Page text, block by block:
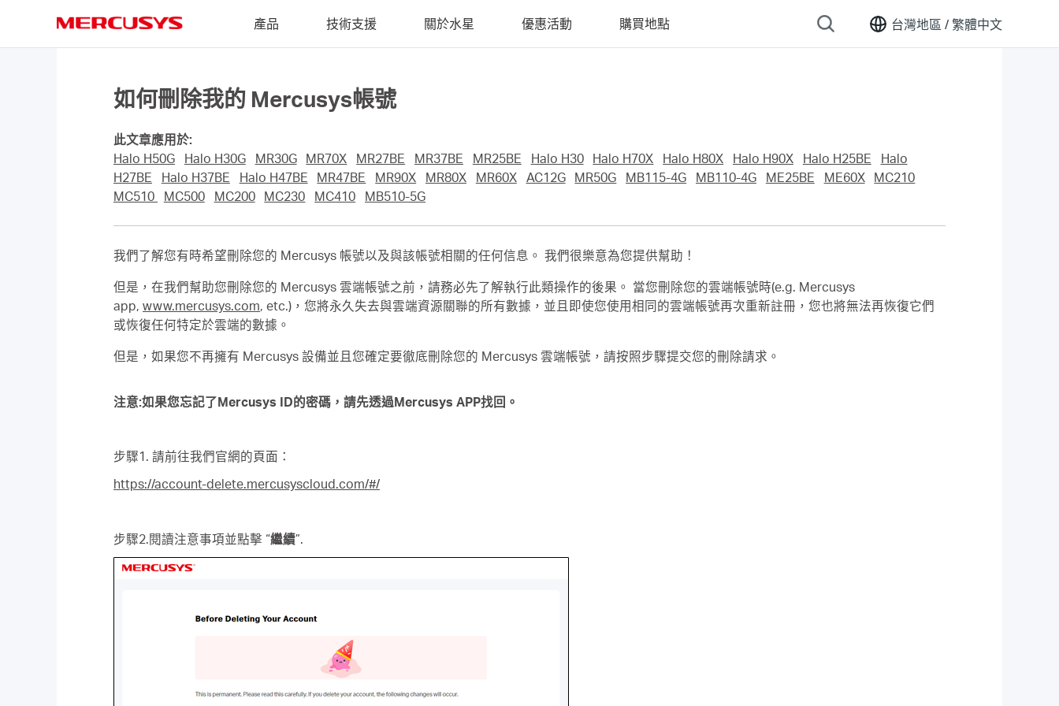
台灣地區 /繁體中文
產品 技術支援 關於水星 優惠活動 購買地點
如何刪除我的 Mercusys帳號
此文章應用於:
Halo H50G
Halo H30G MR30G MR70X MR27BE MR37BE MR25BE Halo H30 Halo H70X Halo H80X Halo H90X Halo H25BE
Halo
H27BE
Halo H37BE Halo H47BE MR47BE MR90X MR80X MR60X AC12G MR50G MB115-4G MB110-4G ME25BE ME60X
MC210
MC510
MC500 MC200 MC230 MC410 MB510-5G
我們了解您有時希望刪除您的 Mercusys 帳號以及與該帳號相關的任何信息。 我們很樂意為您提供幫助！
但是，在我們幫助您刪除您的 Mercusys 雲端帳號之前，請務必先了解執行此類操作的後果。 當您刪除您的雲端帳號時(e.g. Mercusys
app, www.mercusys.com, etc.)，您將永久失去與雲端資源關聯的所有數據，並且即使您使用相同的雲端帳號再次重新註冊，您也將無法再恢復它們
或恢復任何特定於雲端的數據。
但是，如果您不再擁有 Mercusys 設備並且您確定要徹底刪除您的 Mercusys 雲端帳號，請按照步驟提交您的刪除請求。
注意:如果您忘記了Mercusys ID的密碼，請先透過Mercusys APP找回。
步驟1. 請前往我們官網的頁面：
https://account-delete.mercusyscloud.com/#/
步驟2.閱讀注意事項並點擊 “繼續”.